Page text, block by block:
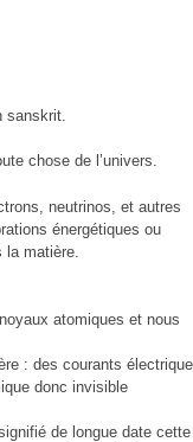
sanskrit.
chose de l’univers.
neutrinos, et autres
énergétiques ou
matière.
atomiques et nous
: des courants
donc invisible
de longue date cette